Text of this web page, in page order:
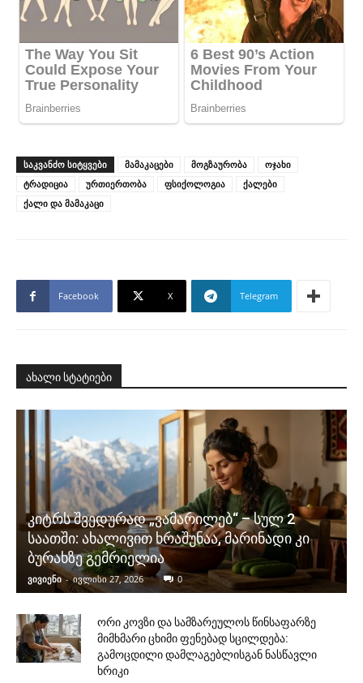
ᲡᲐᲙᲕᲐᲜᲫᲝ ᲡᲘᲢᲧᲕᲔᲑᲘ მამაკაცები მოგზაურობა
ოჯახი
ტრადიცია
ურთიერთობა ფსიქოლოგია
ქალები
ქალი და მამაკაცი
Facebook X Telegram
ახალი სტატიები
კიტრს შვედურად „ვამარილებ“ – სულ 2
საათში: ახალივით ხრაშუნაა, მარინადი კი
ბურახზე გემრიელია
ვივიენი - ივლისი 27, 2026 0
ორი კოვზი და სამზარეულოს წინსაფარზე
მიმხმარი ცხიმი ფენებად სცილდება:
გამოცდილი დამლაგებლისგან ნასწავლი
ხრიკი